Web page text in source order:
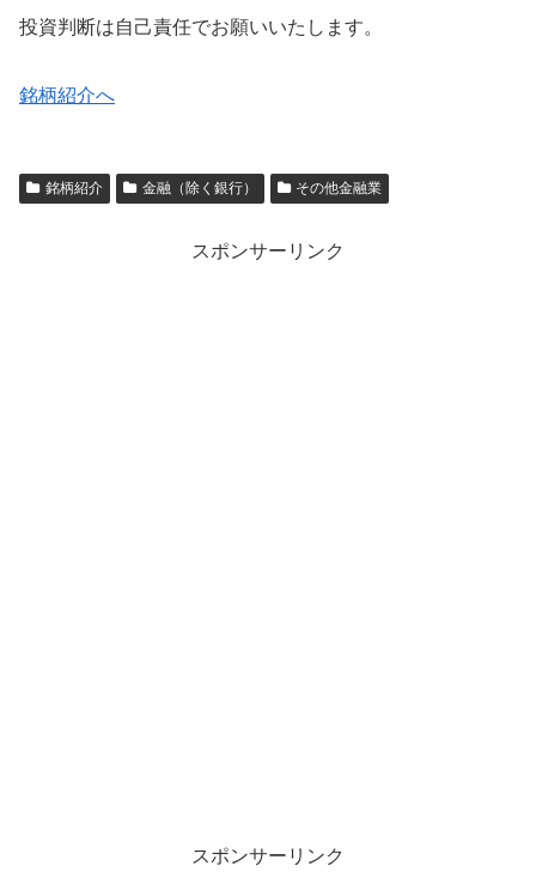
投資判断は自己責任でお願いいたします。
銘柄紹介へ
銘柄紹介 金融（除く銀行） その他金融業
スポンサーリンク
スポンサーリンク